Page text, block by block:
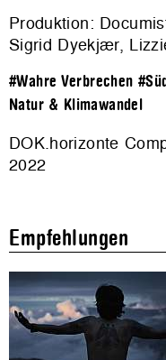
Produktion:
Sigrid Dyekjær,
#Wahre Verbrechen
Natur & Klimawandel
DOK.horizonte
2022
Empfehlungen